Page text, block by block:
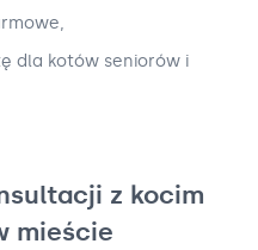
dla kotów seniorów i
z kocim
mieście